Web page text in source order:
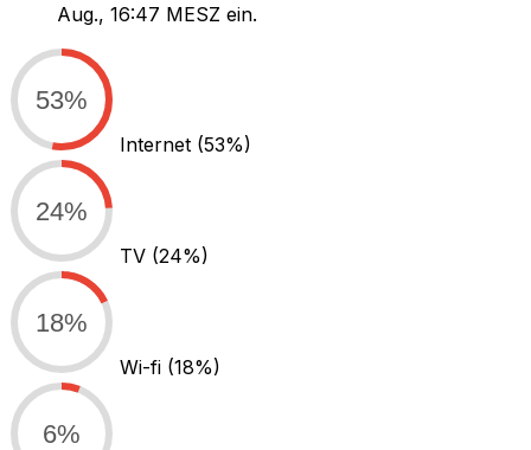
Aug., 16:47 MESZ ein.
53%
Internet (53%)
24%
TV (24%)
18%
Wi-fi (18%)
6%